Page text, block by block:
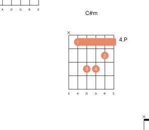
A D G B E C#m
4.P
1
3 4
2
E A D G B E